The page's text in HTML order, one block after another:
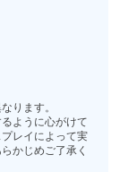
ります。
ように心がけて
レイによって実
かじめご了承く